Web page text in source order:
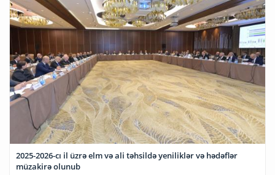
2025-2026-cı il üzrə elm və ali təhsildə yeniliklər və hədəflər
müzakirə olunub